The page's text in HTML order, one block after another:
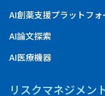
AI創薬支援プラットフォ
AI論文探索
AI医療機器
リスクマネジメン